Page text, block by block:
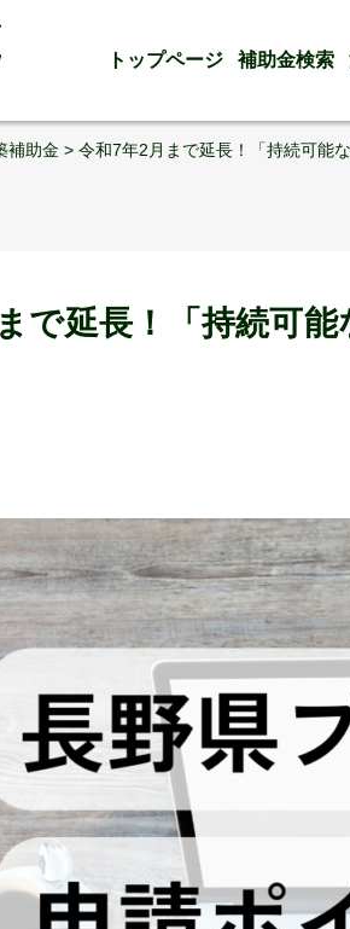
トップページ 補助金検索
補助金 > 令和7年2月まで延長！「持続可能
で延長！「持続可